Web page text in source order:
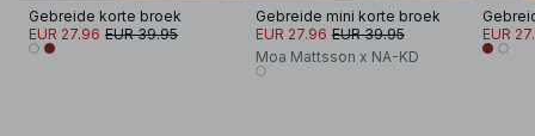
Gebreide korte broek
EUR 27.96 EUR 39.95
Gebreide mini korte broek
EUR 27.96 EUR 39.95
Moa Mattsson x NA-KD
EUR